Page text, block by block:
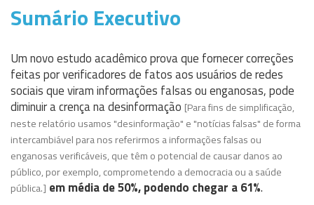
Sumário Executivo
Um novo estudo acadêmico prova que fornecer correções
feitas por verificadores de fatos aos usuários de redes
sociais que viram informações falsas ou enganosas, pode
diminuir a crença na desinformação [Para fins de simplificação,
neste relatório usamos "desinformação" e "notícias falsas" de forma
intercambiável para nos referirmos a informações falsas ou
enganosas verificáveis, que têm o potencial de causar danos ao
público, por exemplo, comprometendo a democracia ou a saúde
pública.] em média de 50%, podendo chegar a 61%.